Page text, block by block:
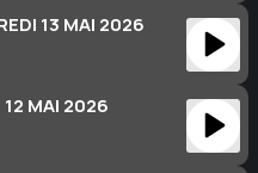
13 MAI 2026
MAI 2026